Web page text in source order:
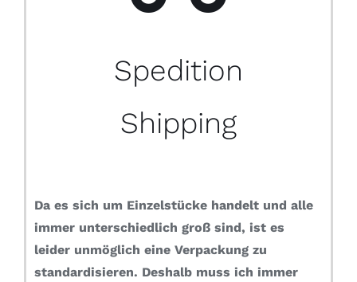
Spedition
Shipping
Da es sich um Einzelstücke handelt und alle
immer unterschiedlich groß sind, ist es
leider unmöglich eine Verpackung zu
standardisieren. Deshalb muss ich immer